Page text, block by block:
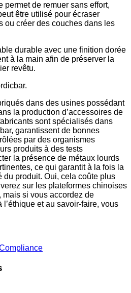
permet de remuer sans effort,
être utilisé pour écraser
ou créer des couches dans les
durable avec une finition dorée
à la main afin de préserver la
revêtu.
dans des usines possédant
la production d’accessoires de
sont spécialisés dans
garantissent de bonnes
par des organismes
produits à des tests
la présence de métaux lourds
ce qui garantit à la fois la
du produit. Oui, cela coûte plus
sur les plateformes chinoises
mais si vous accordez de
l’éthique et au savoir-faire, vous